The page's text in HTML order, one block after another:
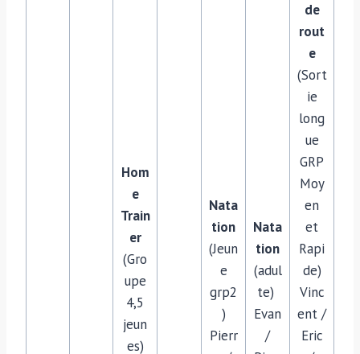
Hom
e
Train
er
(Gro
upe
4,5
jeun
es)
Nata
tion
(Jeun
e
grp2
)
Pierr
Nata
tion
(adul
te)
Evan
/
de
rout
e
(Sort
ie
long
ue
GRP
Moy
en
et
Rapi
de)
Vinc
ent /
Eric